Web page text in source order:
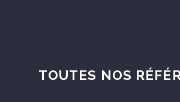
TOUTES NOS